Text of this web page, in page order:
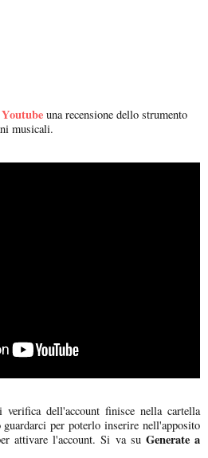
una recensione dello strumento
musicali.
dell'account finisce nella cartella
per poterlo inserire nell'apposito
attivare l'account. Si va su Generate a